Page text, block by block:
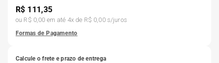
R$ 111,35
ou R$ 0,00 em até 4x de R$ 0,00s/juros
Formas de Pagamento
Calcule o frete e prazo de entrega
9º 205 55r16